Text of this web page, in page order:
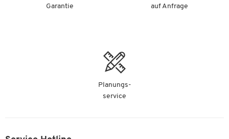
Garantie
auf Anfrage
Planungs-
service